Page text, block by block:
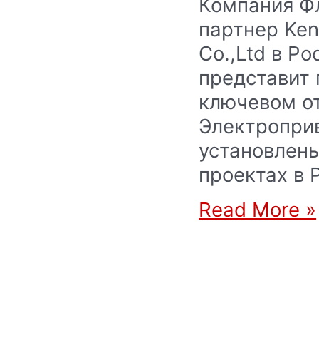
Компания
партнер
Co.,Ltd в
ключевом
проектах в
Read More »